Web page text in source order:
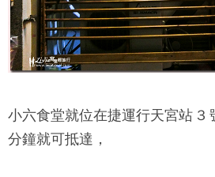
小六食堂就位在捷運行天宮站 3
分鐘就可抵達，